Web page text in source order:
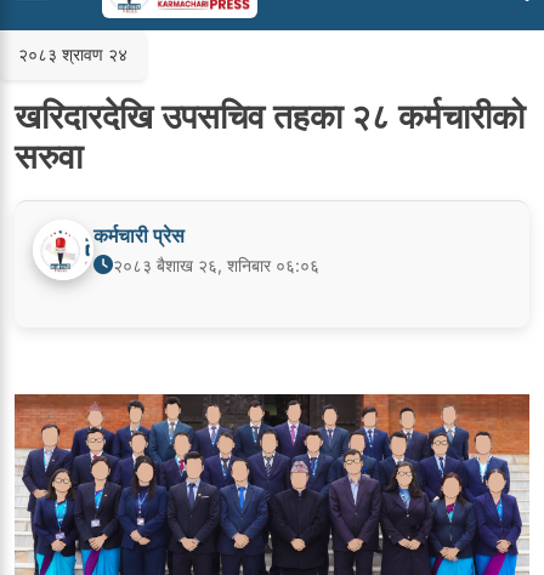
२०८३ श्रावण २४
खरिदारदेखि उपसचिव तहका २८ कर्मचारीको
सरुवा
कर्मचारी प्रेस
२०८३ बैशाख २६, शनिबार ०६:०६